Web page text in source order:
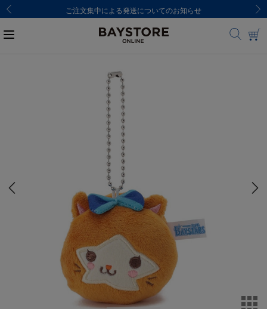
ご注文集中による発送についてのお知らせ